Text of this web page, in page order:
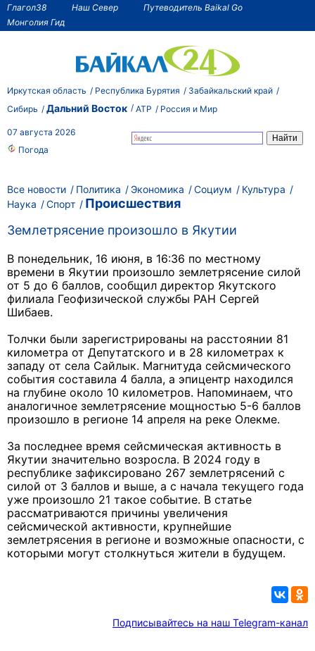
Глагол38 Наш Север
Путеводитель Baikal Go
Монголия Гид
Иркутская область Республика Бурятия
Забайкальский край
Сибирь
Дальний Восток АТР Россия и Мир
07 августа 2026
Погода
Все новости Политика Экономика Социум
Культура
Наука
Спорт
Происшествия
Землетрясение произошло в Якутии
В понедельник, 16 июня, в 16:36 по местному
времени в Якутии произошло землетрясение силой
от 5 до 6 баллов, сообщил директор Якутского
филиала Геофизической службы РАН Сергей
Шибаев.
Толчки были зарегистрированы на расстоянии 81
километра от Депутатского и в 28 километрах к
западу от села Сайлык. Магнитуда сейсмического
события составила 4 балла, а эпицентр находился
на глубине около 10 километров. Напоминаем, что
аналогичное землетрясение мощностью 5-6 баллов
произошло в регионе 14 апреля на реке Олекме.
За последнее время сейсмическая активность в
Якутии значительно возросла. В 2024 году в
республике зафиксировано 267 землетрясений с
силой от 3 баллов и выше, а с начала текущего года
уже произошло 21 такое событие. В статье
рассматриваются причины увеличения
сейсмической активности, крупнейшие
землетрясения в регионе и возможные опасности, с
которыми могут столкнуться жители в будущем.
Подписывайтесь на наш Telegram-канал